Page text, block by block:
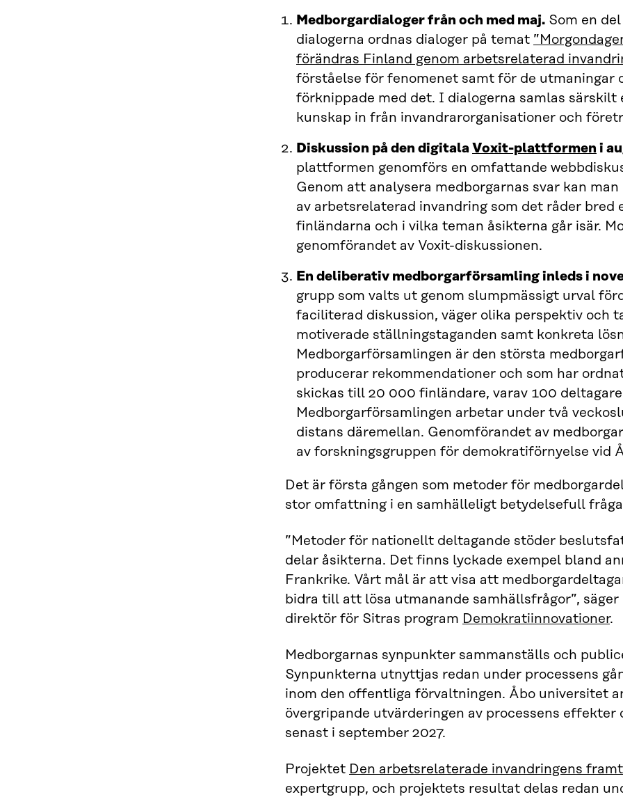
Medborgardialoger från och med maj. Som en
dialogerna ordnas dialoger på temat
förändras Finland genom arbetsrelaterad
förståelse för fenomenet samt för de utmaningar
förknippade med det. I dialogerna samlas särskilt
kunskap in från invandrarorganisationer och
Diskussion på den digitala Voxit-plattformen i
plattformen genomförs en omfattande
Genom att analysera medborgarnas svar kan
av arbetsrelaterad invandring som det råder bred
finländarna och i vilka teman åsikterna går isär.
genomförandet av Voxit-diskussionen.
En deliberativ medborgarförsamling inleds i
grupp som valts ut genom slumpmässigt urval
faciliterad diskussion, väger olika perspektiv och
motiverade ställningstaganden samt konkreta
Medborgarförsamlingen är den största
producerar rekommendationer och som har
skickas till 20 000 finländare, varav 100
Medborgarförsamlingen arbetar under två
distans däremellan. Genomförandet av
av forskningsgruppen för demokratiförnyelse vid
Det är första gången som metoder för
stor omfattning i en samhälleligt betydelsefull
”Metoder för nationellt deltagande stöder
delar åsikterna. Det finns lyckade exempel bland
Frankrike. Vårt mål är att visa att
bidra till att lösa utmanande samhällsfrågor”, säger
direktör för Sitras program Demokratiinnovationer.
Medborgarnas synpunkter sammanställs och
Synpunkterna utnyttjas redan under processens
inom den offentliga förvaltningen. Åbo universitet
övergripande utvärderingen av processens
senast i september 2027.
Projektet Den arbetsrelaterade invandringens
expertgrupp, och projektets resultat delas redan